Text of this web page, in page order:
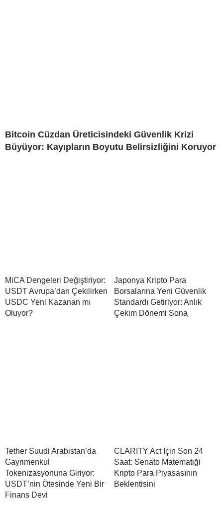
Bitcoin Cüzdan Üreticisindeki Güvenlik Krizi
Büyüyor: Kayıpların Boyutu Belirsizliğini Koruyor
MiCA Dengeleri Değiştiriyor:
USDT Avrupa’dan Çekilirken
USDC Yeni Kazanan mı
Oluyor?
Japonya Kripto Para
Borsalarına Yeni Güvenlik
Standardı Getiriyor: Anlık
Çekim Dönemi Sona
Tether Suudi Arabistan’da
Gayrimenkul
Tokenizasyonuna Giriyor:
USDT’nin Ötesinde Yeni Bir
Finans Devi
CLARITY Act İçin Son 24
Saat: Senato Matematiği
Kripto Para Piyasasının
Beklentisini